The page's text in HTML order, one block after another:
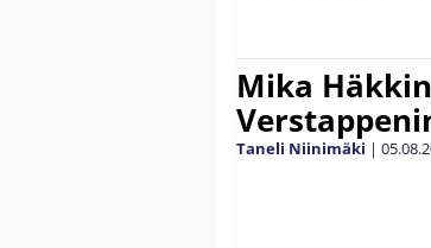
Mika
Taneli Niinimäki |